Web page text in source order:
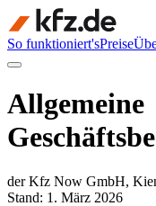
So funktioniert'sPreise
Allgemeine
der Kfz Now GmbH,
Stand: 1. März 2026